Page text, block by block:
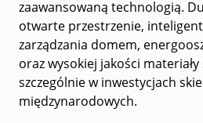
zaawansowaną technologią.
otwarte przestrzenie,
zarządzania domem,
oraz wysokiej jakości
szczególnie w inwestycjach
międzynarodowych.